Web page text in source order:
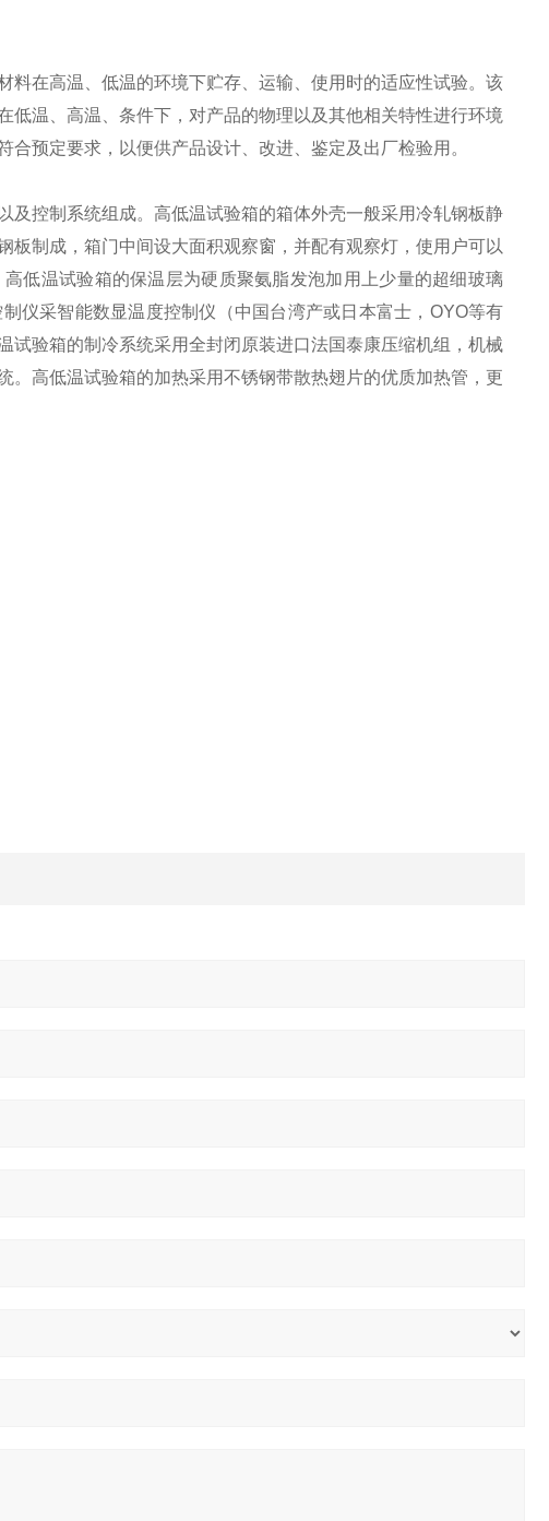
料在高温、低温的环境下贮存、运输、使用时的适应性试验。该
低温、高温、条件下，对产品的物理以及其他相关特性进行环境
预定要求，以便供产品设计、改进、鉴定及出厂检验用。
及控制系统组成。 高低温试验箱的箱体外壳一般采用冷轧钢板静
板制成，箱门中间设大面积观察窗，并配有观察灯，使用户可以
高低温试验箱的保温层为硬质聚氨脂发泡加用上少量的超细玻璃
仪采智能数显温度控制仪 （中国台湾产或日本富士，OYO等有
试验箱的制冷系统采用全封闭 原装进口法国泰康压缩机组，机械
。 高低温试验箱的加热采用不锈钢带散热翅片的优质加热管 ，更